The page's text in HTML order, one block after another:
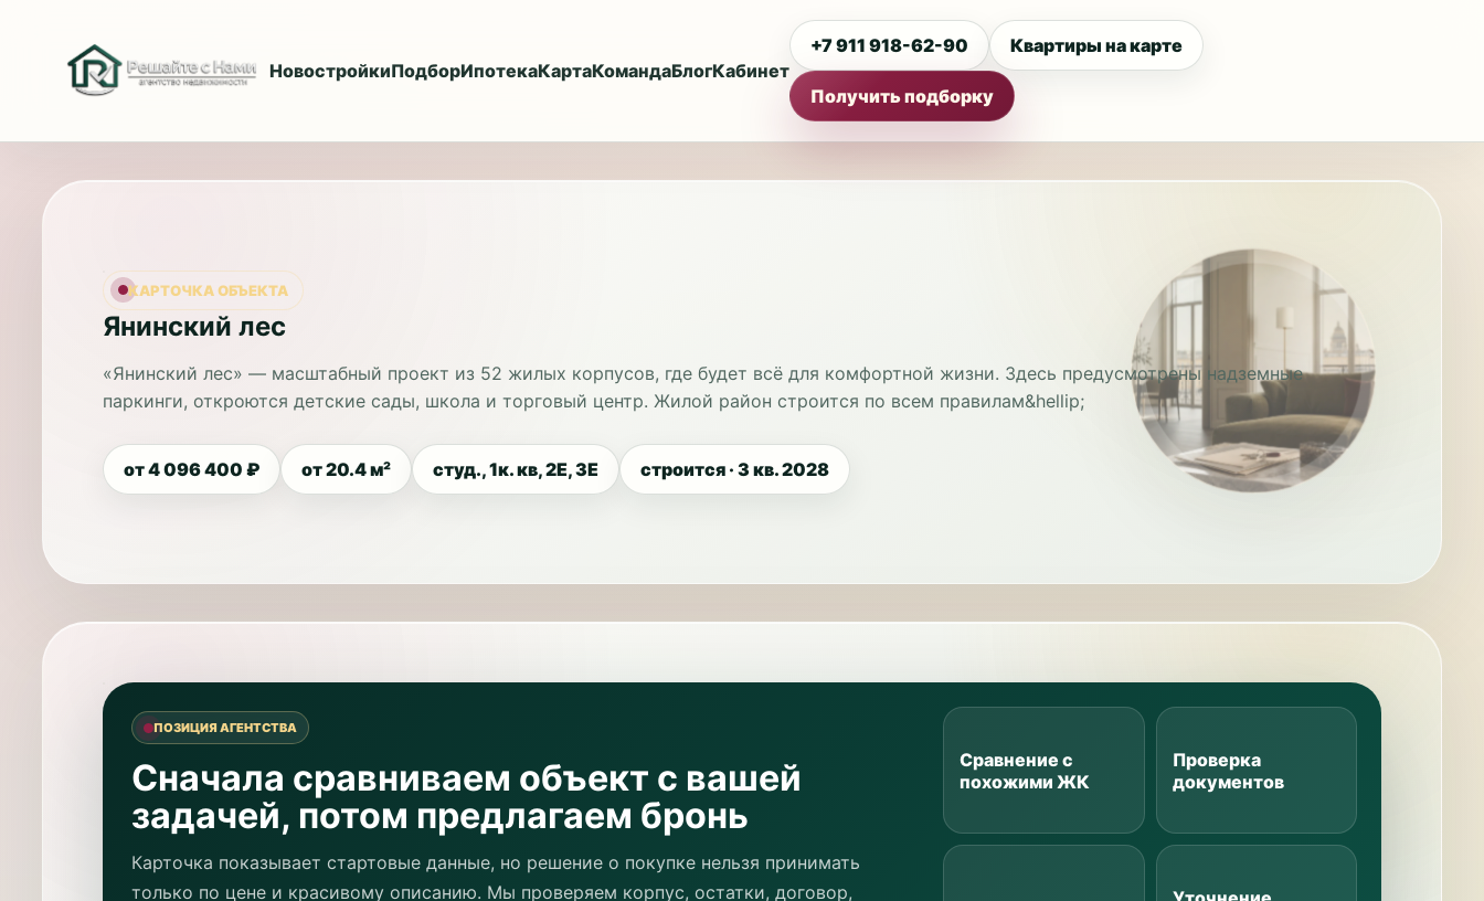
НовостройкиПодборИпотекаКартаКомандаБлогКабинет
+7 911 918-62-90 Квартиры на карте
Получить подборку
КАРТОЧКА ОБЪЕКТА
Янинский лес
«Янинский лес» — масштабный проект из 52 жилых корпусов, где будет всё для комфортной жизни. Здесь предусмотрены надземные
паркинги, откроются детские сады, школа и торговый центр. Жилой район строится по всем правилам&hellip;
от 4 096 400 ₽ от 20.4 м² студ., 1к. кв, 2Е, 3Е строится · 3 кв. 2028
ПОЗИЦИЯ АГЕНТСТВА
Сначала сравниваем объект с вашей
задачей, потом предлагаем бронь
Карточка показывает стартовые данные, но решение о покупке нельзя принимать
только по цене и красивому описанию. Мы проверяем корпус, остатки, договор,
Сравнение с
похожими ЖК
Проверка
документов